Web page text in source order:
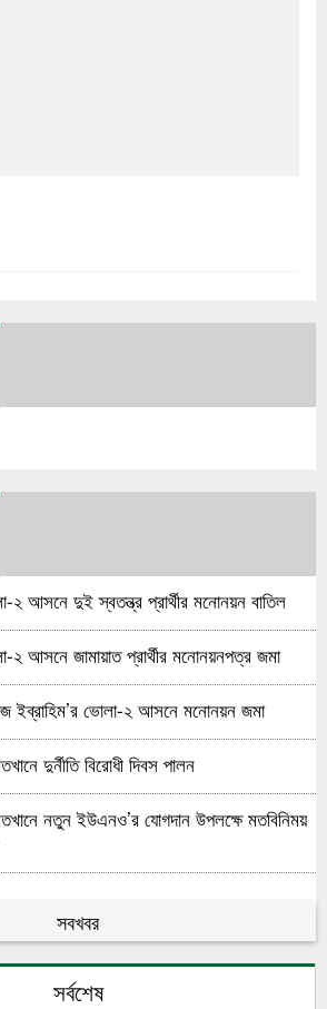
২ আসনে দুই স্বতন্ত্র প্রার্থীর মনোনয়ন বাতিল
২ আসনে জামায়াত প্রার্থীর মনোনয়নপত্র জমা
ইব্রাহিম’র ভোলা-২ আসনে মনোনয়ন জমা
দুর্নীতি বিরোধী দিবস পালন
নতুন ইউএনও’র যোগদান উপলক্ষে মতবিনিময়
জমি রক্ষা ও নিরাপত্তার দাবিতে চরবাসীর দৌলতখানে
সবখবর
সর্বশেষ